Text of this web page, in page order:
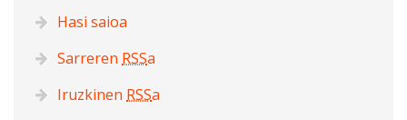
Hasi saioa
Sarreren RSSa
Iruzkinen RSSa